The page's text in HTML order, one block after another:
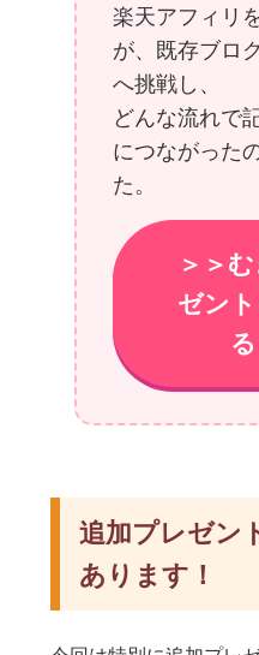
楽天アフィリ
が、既存ブロ
へ挑戦し、
どんな流れで
につながった
た。
＞＞
ゼン
追加プレゼン
あります！